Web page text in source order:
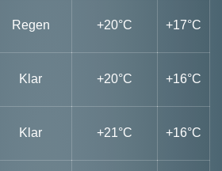
Regen +20°C +17°C
Klar +20°C +16°C
Klar +21°C +16°C